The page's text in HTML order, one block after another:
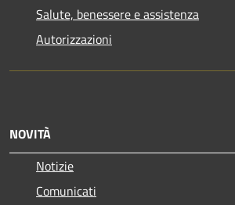
Salute, benessere e assistenza
Autorizzazioni
NOVITÀ
Notizie
Comunicati